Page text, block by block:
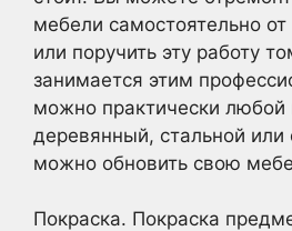
мебели самостоятельно
или поручить эту работу
занимается этим
можно практически
деревянный, стальной
можно обновить свою
Покраска. Покраска